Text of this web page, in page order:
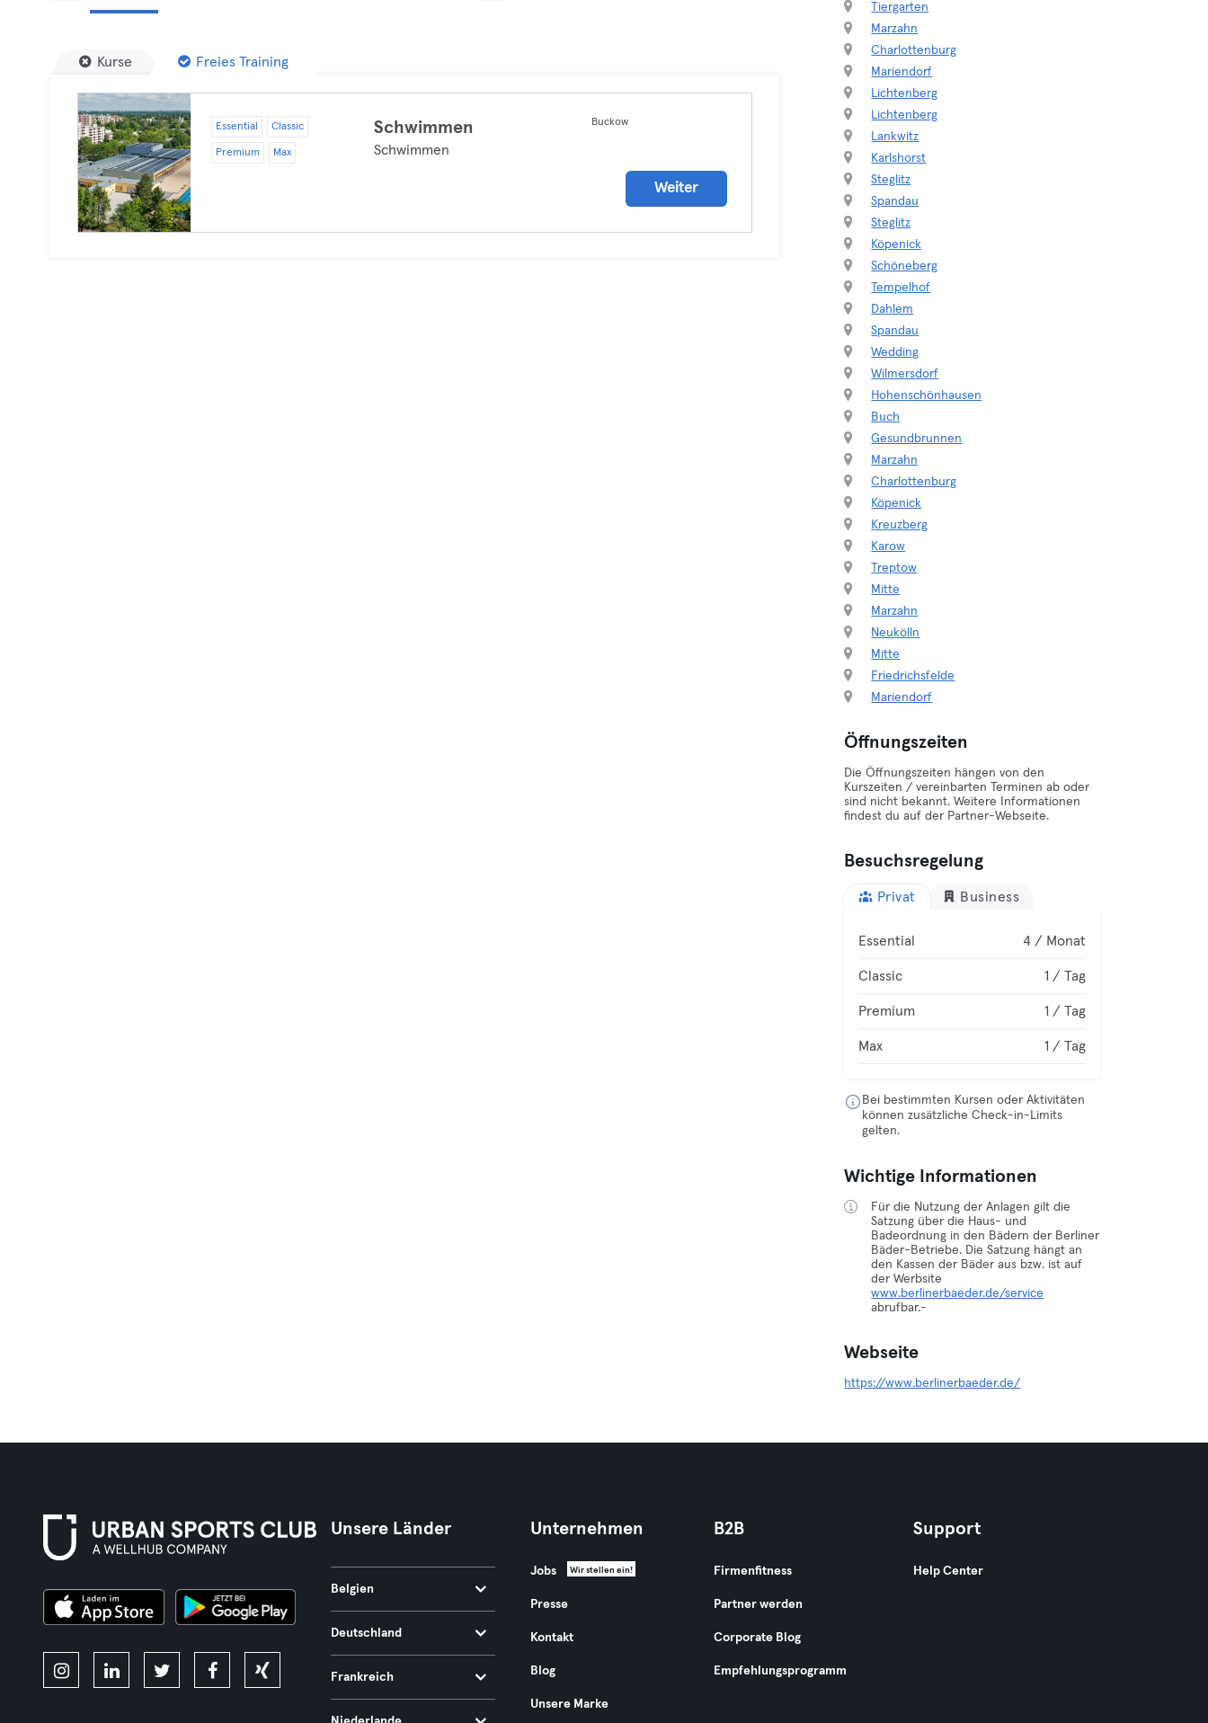
Kurse Freies Training
Essential Classic
Premium Max
Schwimmen
Schwimmen
Buckow
Weiter
Tiergarten
Marzahn
Charlottenburg
Mariendorf
Lichtenberg
Lichtenberg
Lankwitz
Karlshorst
Steglitz
Spandau
Steglitz
Köpenick
Schöneberg
Tempelhof
Dahlem
Spandau
Wedding
Wilmersdorf
Hohenschönhausen
Buch
Gesundbrunnen
Marzahn
Charlottenburg
Köpenick
Kreuzberg
Karow
Treptow
Mitte
Marzahn
Neukölln
Mitte
Friedrichsfelde
Mariendorf
Öffnungszeiten
Die Öffnungszeiten hängen von den
Kurszeiten / vereinbarten Terminen ab oder
sind nicht bekannt. Weitere Informationen
findest du auf der Partner-Webseite.
Besuchsregelung
Privat Business
Essential 4 / Monat
Classic 1 / Tag
Premium 1 / Tag
Max 1 / Tag
Bei bestimmten Kursen oder Aktivitäten
können zusätzliche Check-in-Limits
gelten.
Wichtige Informationen
Für die Nutzung der Anlagen gilt die
Satzung über die Haus- und
Badeordnung in den Bädern der Berliner
Bäder-Betriebe. Die Satzung hängt an
den Kassen der Bäder aus bzw. ist auf
der Werbsite
www.berlinerbaeder.de/service
abrufbar.-
Webseite
https://www.berlinerbaeder.de/
Unsere Länder
Belgien
Deutschland
Frankreich
Unternehmen
Jobs Wir stellen ein!
Presse
Kontakt
Blog
Unsere Marke
B2B
Firmenfitness
Partner werden
Corporate Blog
Empfehlungsprogramm
Support
Help Center